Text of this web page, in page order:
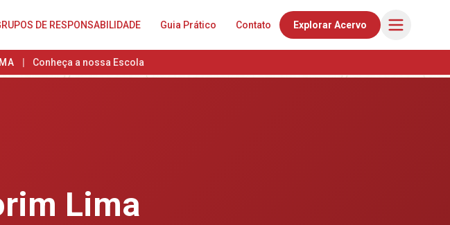
DE RESPONSABILIDADE Guia Prático Contato Explorar Acervo
Conheça a nossa Escola
Lima